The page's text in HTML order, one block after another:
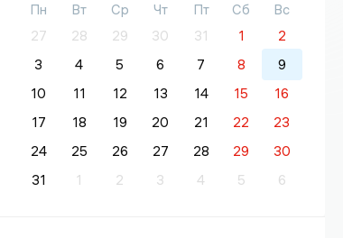
Пн Вт Ср Чт Пт Сб
Вс
27
28 29 30 31 1
2
3
4 5 6 7 8
9
10
11 12 13 14 15
16
17
18 19 20 21 22
23
24
25 26 27 28 29
30
31
1 2 3 4 5 6